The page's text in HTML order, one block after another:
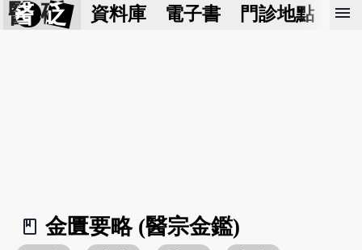
醫 砭 資料庫 電子書 門診地點 預
menu
book_2
金匱要略 (醫宗金鑑)